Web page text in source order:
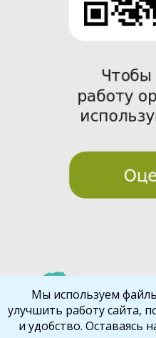
vio
Мы используем
улучшить работу сайта,
и удобство. Оставаясь